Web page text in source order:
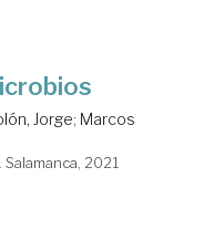
Jorge; Marcos
2021